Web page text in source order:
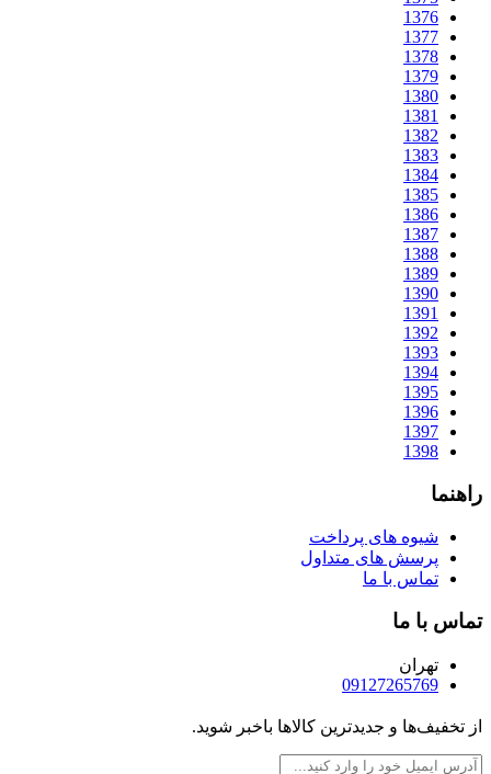
1376
1377
1378
1379
1380
1381
1382
1383
1384
1385
1386
1387
1388
1389
1390
1391
1392
1393
1394
1395
1396
1397
1398
راهنما
شیوه های پرداخت
پرسش های متداول
تماس با ما
تماس با ما
تهران
09127265769
از تخفیف‌ها و جدیدترین‌ کالاها باخبر شوید.